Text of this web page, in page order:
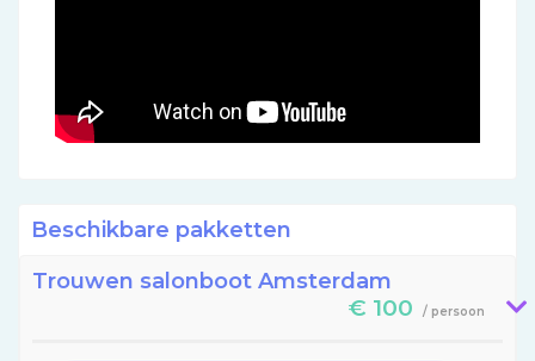
Beschikbare pakketten
Trouwen salonboot Amsterdam
€ 100 / persoon